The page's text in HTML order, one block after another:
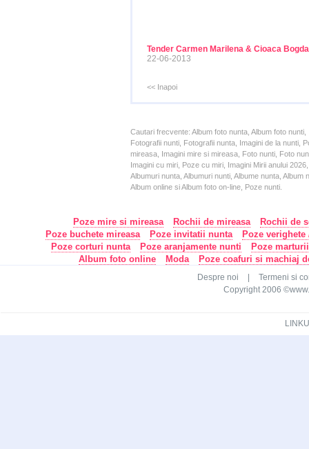
Tender Carmen Marilena & Cioaca
22-06-2013
<< Inapoi
Cautari frecvente: Album foto nunta, Album foto
Fotografii nunti, Fotografii nunta, Imagini de la nunti,
mireasa, Imagini mire si mireasa, Foto nunti, Foto
Imagini cu miri, Poze cu miri, Imagini Mirii anului
Albumuri nunta, Albumuri nunti, Albume nunta,
Album online si Album foto on-line, Poze nunti.
Poze mire si mireasa Rochii de mireasa
Rochii de
Poze buchete mireasa
Poze invitatii nunta
Poze
Poze corturi nunta
Poze aranjamente nunti
Poze
Album foto online
Moda Poze coafuri si machiaj
Despre noi
Termeni si
Copyright 2006